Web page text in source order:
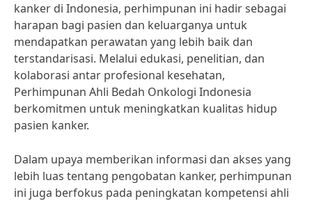
kanker di Indonesia, perhimpunan ini hadir sebagai
harapan bagi pasien dan keluarganya untuk
mendapatkan perawatan yang lebih baik dan
terstandarisasi. Melalui edukasi, penelitian, dan
kolaborasi antar profesional kesehatan,
Perhimpunan Ahli Bedah Onkologi Indonesia
berkomitmen untuk meningkatkan kualitas hidup
pasien kanker.
Dalam upaya memberikan informasi dan akses yang
lebih luas tentang pengobatan kanker, perhimpunan
ini juga berfokus pada peningkatan kompetensi ahli